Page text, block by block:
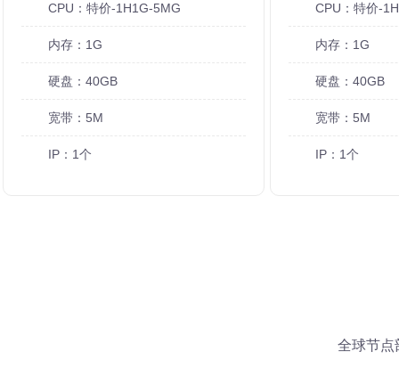
CPU：特价-1H1G-5MG
内存：1G
硬盘：40GB
宽带：5M
IP：1个
CPU：特价-
内存：1G
硬盘：40GB
宽带：5M
IP：1个
全球节点